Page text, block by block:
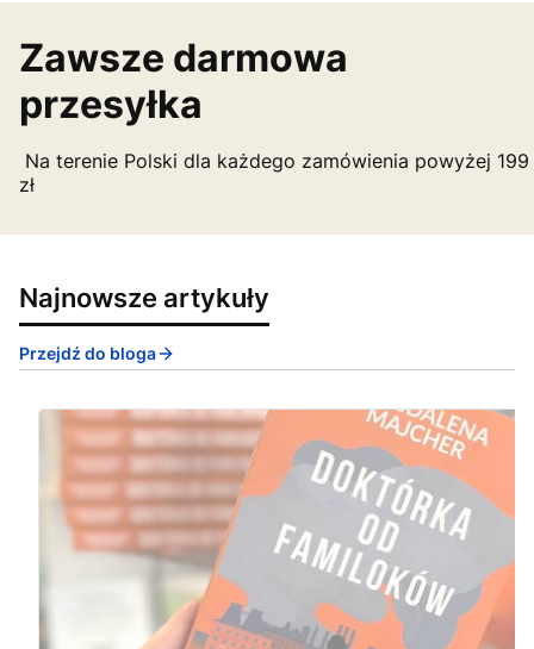
Zawsze darmowa
przesyłka
Na terenie Polski dla każdego zamówienia powyżej 199
zł
Najnowsze artykuły
Przejdź do bloga